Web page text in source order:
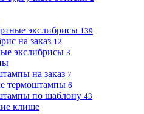
экслибрисы 139
на заказ 12
экслибрисы 3
на заказ 7
термоштампы 6
по шаблону 43
клише